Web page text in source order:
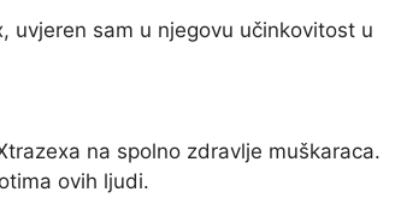
uvjeren sam u njegovu učinkovitost u
na spolno zdravlje muškaraca.
ovih ljudi.